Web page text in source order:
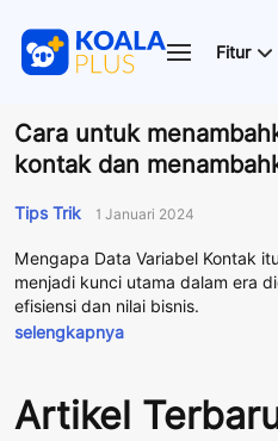
Fitur
Cara untuk
kontak dan
Tips Trik 1 Januari 2024
Mengapa Data Variabel Kontak itu penting?
menjadi kunci utama dalam era
efisiensi dan nilai bisnis.
selengkapnya
Artikel